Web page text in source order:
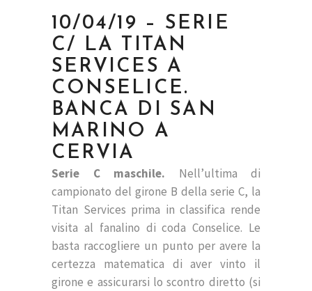
10/04/19 – SERIE
C/ LA TITAN
SERVICES A
CONSELICE.
BANCA DI SAN
MARINO A
CERVIA
Serie C maschile. Nell’ultima di
campionato del girone B della serie C, la
Titan Services prima in classifica rende
visita al fanalino di coda Conselice. Le
basta raccogliere un punto per avere la
certezza matematica di aver vinto il
girone e assicurarsi lo scontro diretto (si